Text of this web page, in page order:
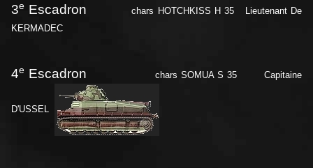
3e Escadron chars HOTCHKISS H 35
Lieutenant De
KERMADEC
4e Escadron chars SOMUA S 35 Capitaine
D'USSEL